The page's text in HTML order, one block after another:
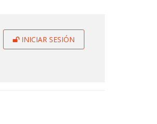
INICIAR SESIÓN